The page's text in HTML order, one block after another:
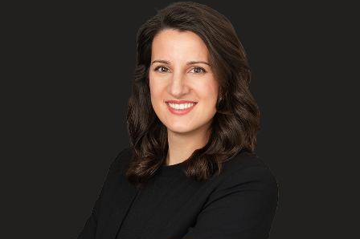
S’abonner aux articles Osler